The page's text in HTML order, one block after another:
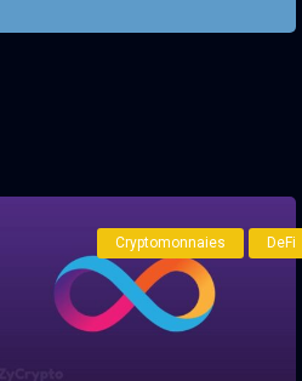
Cryptomonnaies DeFi